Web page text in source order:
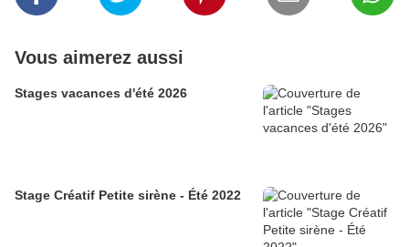
Vous aimerez aussi
Stages vacances d'été 2026
Stage Créatif Petite sirène - Été 2022